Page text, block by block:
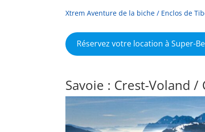
Xtrem Aventure de la biche / Enclos de
Réservez votre location à Super-
Savoie : Crest-Voland